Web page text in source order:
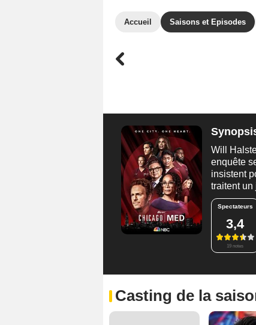
Accueil Saisons et Episodes
Will
enquête
insistent
traitent un
Spectateurs
3,4
19 notes
Casting de la